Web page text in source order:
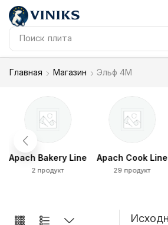
Поиск плита
Главная Магазин Эльф 4М
Apach Bakery Line
2 продукт
Apach Cook Line
29 продукт